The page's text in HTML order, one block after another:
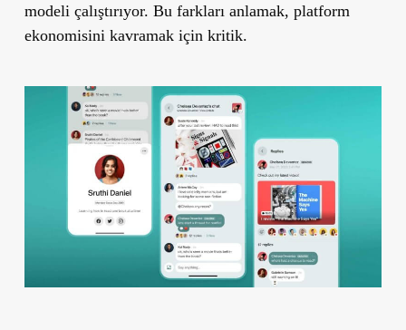
modeli çalıştırıyor. Bu farkları anlamak, platform
ekonomisini kavramak için kritik.